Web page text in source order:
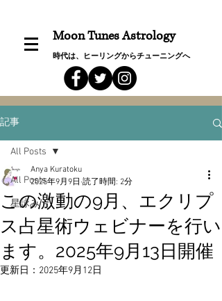
Moon Tunes Astrology
時代は、ヒーリングからチューニングへ
記事
All Posts
星詠み
All Posts
この激動の9月、エクリプ
ス占星術ウェビナーを行い
ます。2025年9月13日開催
Anya Kuratoku
2025年9月9日 読了時間: 2分
更新日： 2025年9月12日